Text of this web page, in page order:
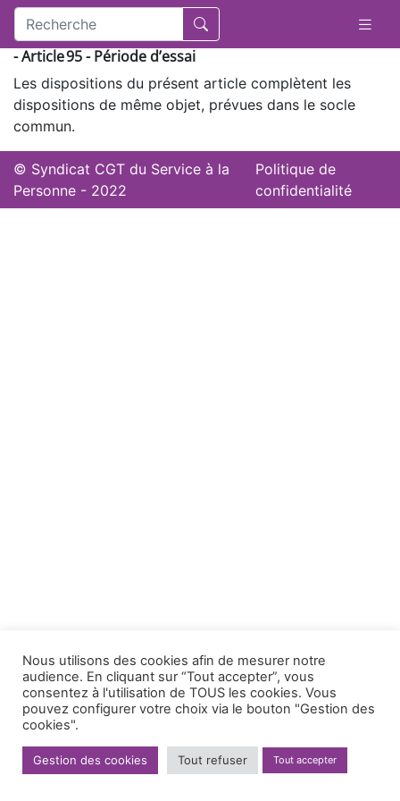
- Article 95 - Période d’essai
Les dispositions du présent article complètent les
dispositions de même objet, prévues dans le socle
commun.
© Syndicat CGT du Service à la
Personne - 2022
Politique de
confidentialité
Nous utilisons des cookies afin de mesurer notre
audience. En cliquant sur “Tout accepter”, vous
consentez à l'utilisation de TOUS les cookies. Vous
pouvez configurer votre choix via le bouton "Gestion des
cookies".
Gestion des cookies Tout refuser Tout accepter